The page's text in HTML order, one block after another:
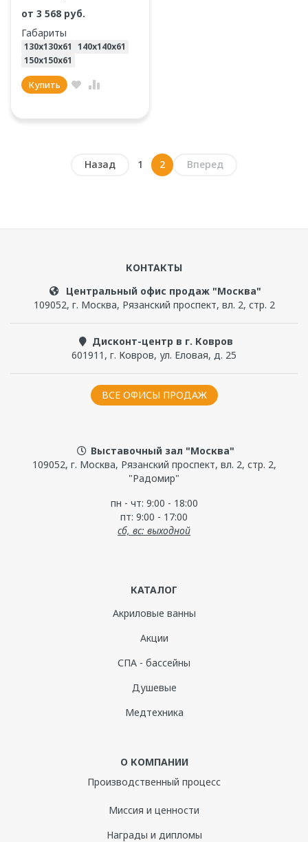
от 3 568 руб.
Габариты
130х130х61 140х140х61
150х150х61
Купить
Назад 1 2 Вперед
КОНТАКТЫ
Центральный офис продаж "Москва"
109052, г. Москва, Рязанский проспект, вл. 2, стр. 2
Дисконт-центр в г. Ковров
601911 , г. Ковров, ул. Еловая, д. 25
ВСЕ ОФИСЫ ПРОДАЖ
Выставочный зал "Москва"
109052, г. Москва, Рязанский проспект, вл. 2, стр. 2,
"Радомир"
пн - чт: 9:00 - 18:00
пт: 9:00 - 17:00
сб, вс: выходной
КАТАЛОГ
Акриловые ванны
Акции
СПА - бассейны
Душевые
Медтехника
О КОМПАНИИ
Производственный процесс
Миссия и ценности
Награды и дипломы